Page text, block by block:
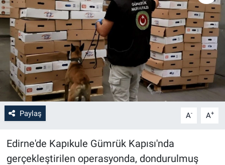
Paylaş A- A+
Edirne'de Kapıkule Gümrük Kapısı'nda
gerçekleştirilen operasyonda, dondurulmuş